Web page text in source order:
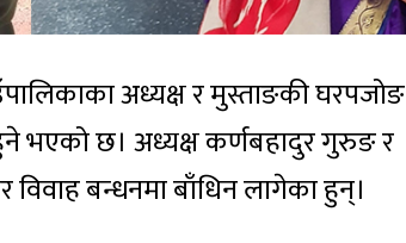
अध्यक्ष र मुस्ताङकी घरपजोङ
भएको छ। अध्यक्ष कर्णबहादुर गुरुङ र
विवाह बन्धनमा बाँधिन लागेका हुन्।